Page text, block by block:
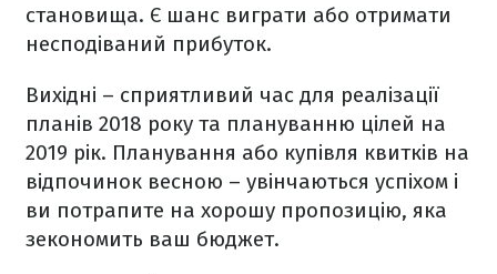
становища. Є шанс виграти або отримати
несподіваний прибуток.
Вихідні – сприятливий час для реалізації
планів 2018 року та плануванню цілей на
2019 рік. Планування або купівля квитків на
відпочинок весною – увінчаються успіхом і
ви потрапите на хорошу пропозицію, яка
зекономить ваш бюджет.